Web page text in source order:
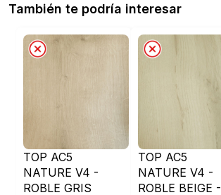
También te podría interesar
TOP AC5
NATURE V4 -
ROBLE GRIS
TOP AC5
NATURE V4 -
ROBLE BEIGE -